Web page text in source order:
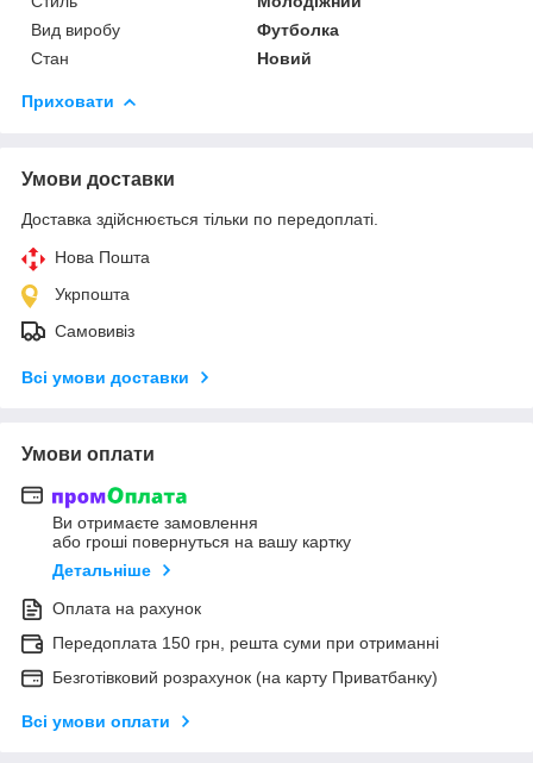
Вид виробу
Футболка
Стан
Новий
Приховати
Умови доставки
Доставка здійснюється тільки по передоплаті.
Нова Пошта
Укрпошта
Самовивіз
Всі умови доставки
Умови оплати
Ви отримаєте замовлення
або гроші повернуться на вашу картку
Детальніше
Оплата на рахунок
Передоплата 150 грн, решта суми при отриманні
Безготівковий розрахунок (на карту Приватбанку)
Всі умови оплати